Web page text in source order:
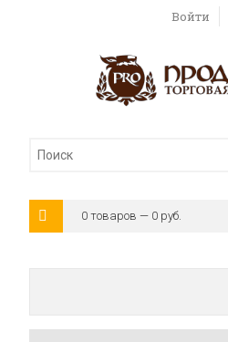
Войти
0 товаров — 0 руб.